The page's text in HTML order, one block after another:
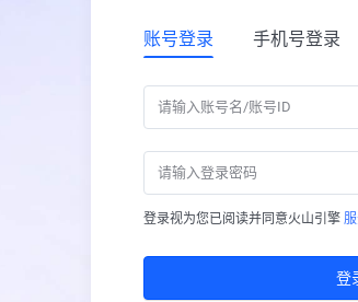
账号登录 手机号登录
登录视为您已阅读并同意火山引擎
登